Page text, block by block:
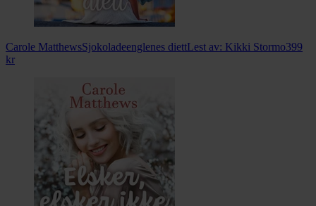
Carole MatthewsSjokoladeenglenes diettLest av: Kikki Stormo399
kr